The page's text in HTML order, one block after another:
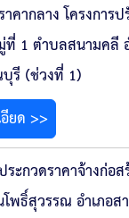
อบภายใน
กรกล อบจ.
การเลือกตั้ง ส
หารจัดการควา
าคากลาง โครงกา
1 ตำบลสนามคลี
รี (ช่วงที่ 1)
ยด >>
ระกวดราคาจ้างก่
พธิ์สุวรรณ อําเภอ